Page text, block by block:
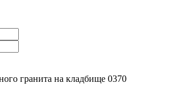
гранита на кладбище 0370